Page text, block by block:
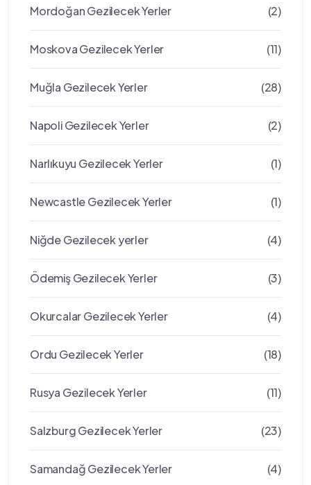
Mordoğan Gezilecek Yerler (2)
Moskova Gezilecek Yerler (11)
Muğla Gezilecek Yerler (28)
Napoli Gezilecek Yerler (2)
Narlıkuyu Gezilecek Yerler (1)
Newcastle Gezilecek Yerler (1)
Niğde Gezilecek yerler (4)
Ödemiş Gezilecek Yerler (3)
Okurcalar Gezilecek Yerler (4)
Ordu Gezilecek Yerler (18)
Rusya Gezilecek Yerler (11)
Salzburg Gezilecek Yerler (23)
Samandağ Gezilecek Yerler (4)